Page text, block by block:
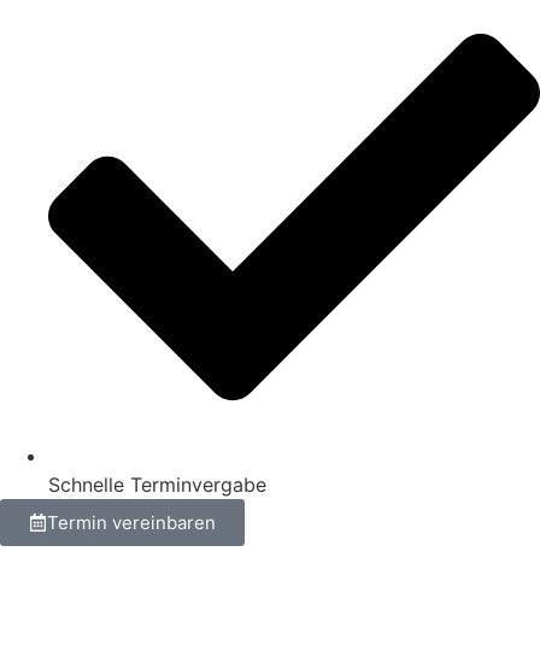
Schnelle Terminvergabe
Termin vereinbaren